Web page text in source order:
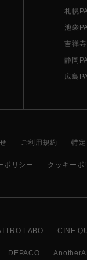
札幌
池袋
吉祥
静岡
広島
ご利用規約 特
ポリシー クッキーポ
LABO CINE
DEPACO